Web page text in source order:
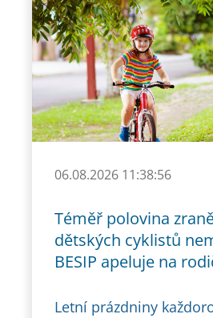
06.08.2026 11:38:56
Téměř polovina
dětských cyklistů
BESIP apeluje na
Letní prázdniny